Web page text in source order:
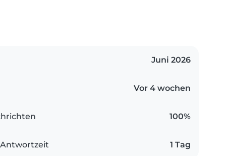
Juni 2026
Vor 4 wochen
100%
1 Tag